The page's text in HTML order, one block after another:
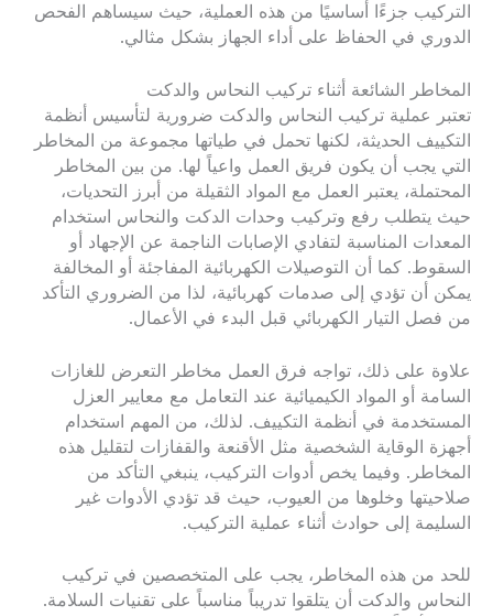
التركيب جزءًا أساسيًا من هذه العملية، حيث سيساهم الفحص
الدوري في الحفاظ على أداء الجهاز بشكل مثالي.
المخاطر الشائعة أثناء تركيب النحاس والدكت
تعتبر عملية تركيب النحاس والدكت ضرورية لتأسيس أنظمة
التكييف الحديثة، لكنها تحمل في طياتها مجموعة من المخاطر
التي يجب أن يكون فريق العمل واعياً لها. من بين المخاطر
المحتملة، يعتبر العمل مع المواد الثقيلة من أبرز التحديات،
حيث يتطلب رفع وتركيب وحدات الدكت والنحاس استخدام
المعدات المناسبة لتفادي الإصابات الناجمة عن الإجهاد أو
السقوط. كما أن التوصيلات الكهربائية المفاجئة أو المخالفة
يمكن أن تؤدي إلى صدمات كهربائية، لذا من الضروري التأكد
من فصل التيار الكهربائي قبل البدء في الأعمال.
علاوة على ذلك، تواجه فرق العمل مخاطر التعرض للغازات
السامة أو المواد الكيميائية عند التعامل مع معايير العزل
المستخدمة في أنظمة التكييف. لذلك، من المهم استخدام
أجهزة الوقاية الشخصية مثل الأقنعة والقفازات لتقليل هذه
المخاطر. وفيما يخص أدوات التركيب، ينبغي التأكد من
صلاحيتها وخلوها من العيوب، حيث قد تؤدي الأدوات غير
السليمة إلى حوادث أثناء عملية التركيب.
للحد من هذه المخاطر، يجب على المتخصصين في تركيب
النحاس والدكت أن يتلقوا تدريباً مناسباً على تقنيات السلامة.